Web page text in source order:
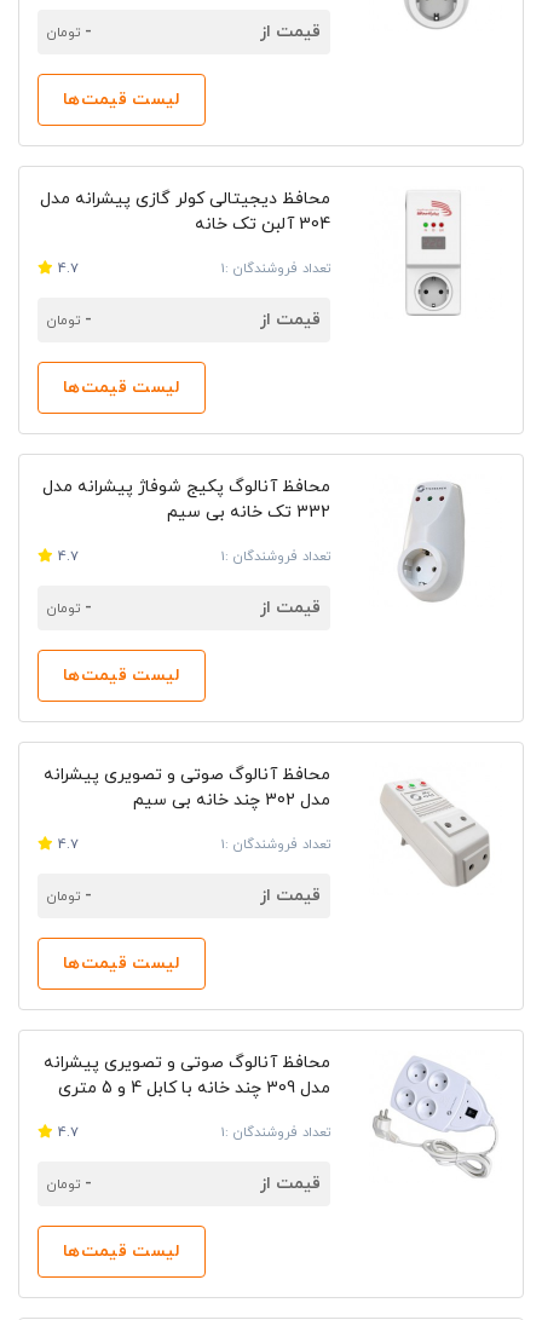
قیمت از - تومان
لیست قیمت‌ها
محافظ دیجیتالی کولر گازی پیشرانه مدل
304 آلبن تک خانه
تعداد فروشندگان :1 4.7
قیمت از - تومان
لیست قیمت‌ها
محافظ آنالوگ پکیج شوفاژ پیشرانه مدل
332 تک خانه بی سیم
تعداد فروشندگان :1 4.7
قیمت از - تومان
لیست قیمت‌ها
محافظ آنالوگ صوتی و تصویری پیشرانه
مدل 302 چند خانه بی سیم
تعداد فروشندگان :1 4.7
قیمت از - تومان
لیست قیمت‌ها
محافظ آنالوگ صوتی و تصویری پیشرانه
مدل 309 چند خانه با کابل 4 و 5 متری
تعداد فروشندگان :1 4.7
قیمت از - تومان
لیست قیمت‌ها